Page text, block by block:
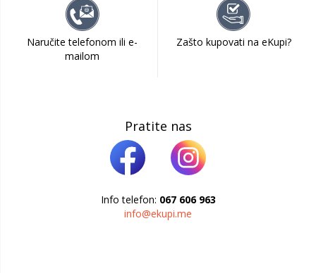
Naručite telefonom ili e-
mailom
Zašto kupovati na eKupi?
Pratite nas
Info telefon: 067 606 963
info@ekupi.me